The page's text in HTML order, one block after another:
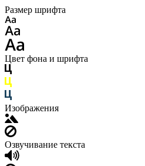
Размер шрифта
Цвет фона и шрифта
Изображения
Озвучивание текста